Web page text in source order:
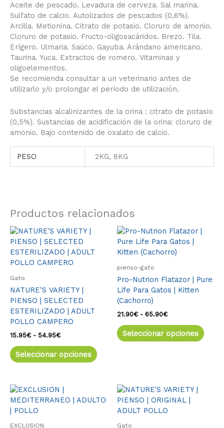
Aceite de pescado. Levadura de cerveza. Sal marina.
Sulfato de calcio. Autolizados de pescados (0,6%).
Arcilla. Metionina. Citrato de potasio. Cloruro de amonio.
Cloruro de potasio. Fructo-oligosacáridos. Brezo. Tila.
Erígero. Ulmaria. Saúco. Gayuba. Arándano americano.
Taurina. Yuca. Extractos de romero. Vitaminas y
oligoelementos.
Se recomienda consultar a un veterinario antes de
utilizarlo y/o prolongar el período de utilización.
Substancias alcalinizantes de la orina : citrato de potasio
(0,5%). Sustancias de acidificación de la orina: cloruro de
amonio. Bajo contenido de oxalato de calcio.
PESO 2KG, 8KG
Productos relacionados
Gato
NATURE’S VARIETY |
PIENSO | SELECTED
ESTERILIZADO | ADULT
POLLO CAMPERO
15.95€ - 54.95€
Rango
de
desde
15.95€
Seleccionar opciones
producto
variantes.
opciones
pueden
página
pienso-gato
Pro-Nutrion Flatazor | Pure
Life Para Gatos | Kitten
(Cachorro)
21.90€ - 65.90€
Rango
de
precios:
desde
65.90€
Seleccionar opciones
Las
en
EXCLUSION Gato